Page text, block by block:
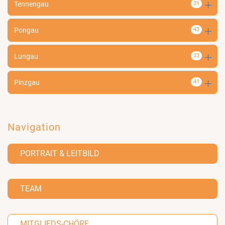
Tennengau 31
Pongau 43
Lungau 33
Pinzgau 41
Navigation
PORTRAIT & LEITBILD
TEAM